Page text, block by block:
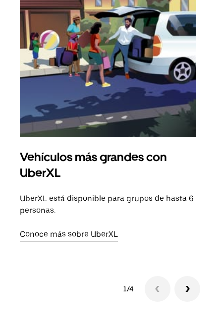
Vehículos más grandes con
UberXL
UberXL está disponible para grupos de hasta 6
personas.
Conoce más sobre UberXL
1/4